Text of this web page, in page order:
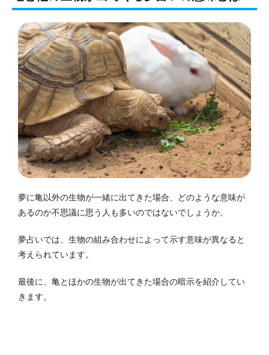
夢に亀以外の生物が一緒に出てきた場合、どのような意味が
あるのか不思議に思う人も多いのではないでしょうか。
夢占いでは、生物の組み合わせによって示す意味が異なると
考えられています。
最後に、亀とほかの生物が出てきた場合の暗示を紹介してい
きます。